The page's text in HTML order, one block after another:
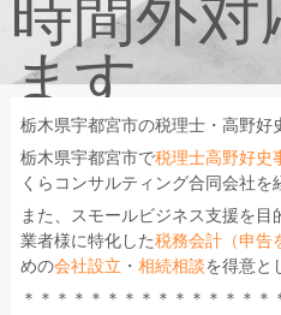
ます
栃木県宇都宮市の税理士・高野好
栃木県宇都宮市で税理士高野好史
くらコンサルティング合同会社を
また、スモールビジネス支援を目
業者様に特化した税務会計（申告
めの会社設立 ・相続相談を得意と
＊＊＊＊＊＊＊＊＊＊＊＊＊＊＊